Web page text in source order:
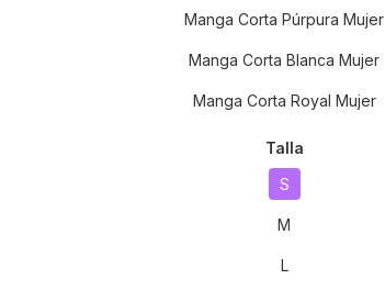
Manga Corta Púrpura Mujer
Manga Corta Blanca Mujer
Manga Corta Royal Mujer
Talla
S
M
L